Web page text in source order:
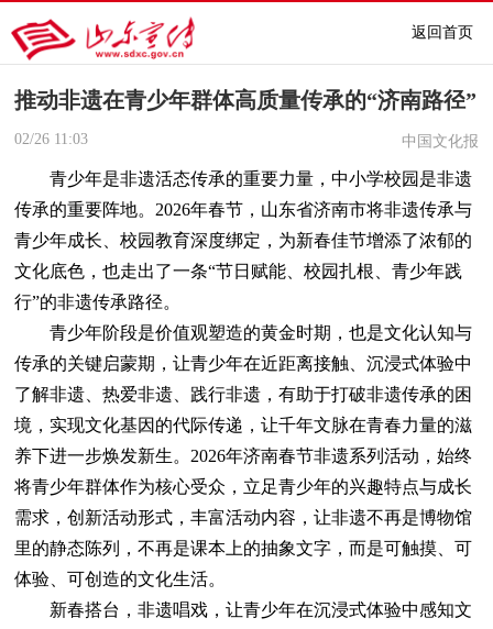
返回首页
推动非遗在青少年群体高质量传承的“济南路径”
02/26 11:03 中国文化报
青少年是非遗活态传承的重要力量，中小学校园是非遗
传承的重要阵地。2026年春节，山东省济南市将非遗传承与
青少年成长、校园教育深度绑定，为新春佳节增添了浓郁的
文化底色，也走出了一条“节日赋能、校园扎根、青少年践
行”的非遗传承路径。
青少年阶段是价值观塑造的黄金时期，也是文化认知与
传承的关键启蒙期，让青少年在近距离接触、沉浸式体验中
了解非遗、热爱非遗、践行非遗，有助于打破非遗传承的困
境，实现文化基因的代际传递，让千年文脉在青春力量的滋
养下进一步焕发新生。2026年济南春节非遗系列活动，始终
将青少年群体作为核心受众，立足青少年的兴趣特点与成长
需求，创新活动形式，丰富活动内容，让非遗不再是博物馆
里的静态陈列，不再是课本上的抽象文字，而是可触摸、可
体验、可创造的文化生活。
新春搭台，非遗唱戏，让青少年在沉浸式体验中感知文